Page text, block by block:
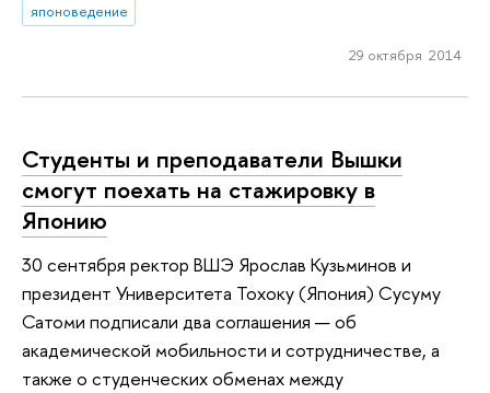
японоведение
29 октября 2014
Студенты и преподаватели Вышки
смогут поехать на стажировку в
Японию
30 сентября ректор ВШЭ Ярослав Кузьминов и
президент Университета Тохоку (Япония) Сусуму
Сатоми подписали два соглашения — об
академической мобильности и сотрудничестве, а
также о студенческих обменах между